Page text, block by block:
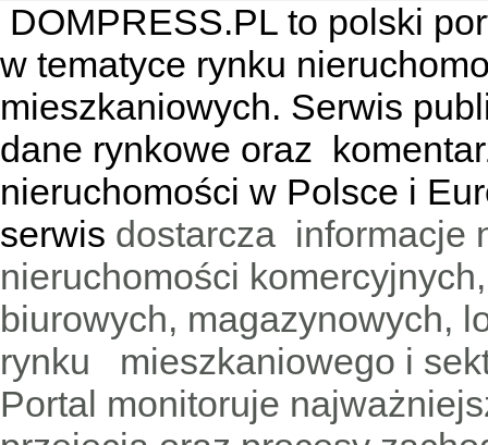
DOMPRESS.PL to polski
w tematyce rynku
mieszkaniowych. Serwis
dane rynkowe oraz
nieruchomości w Polsce i
serwis dostarcza informacje
nieruchomości
biurowych, magazynowych,
rynku mieszkaniowego i
Portal monitoruje